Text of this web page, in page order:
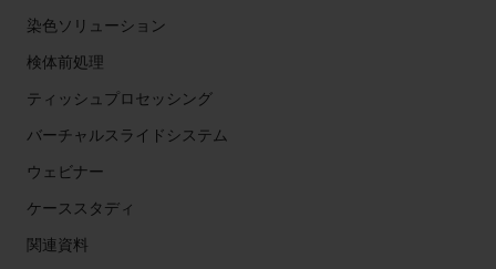
染色ソリューション
検体前処理
ティッシュプロセッシング
バーチャルスライドシステム
ウェビナー
ケーススタディ
関連資料